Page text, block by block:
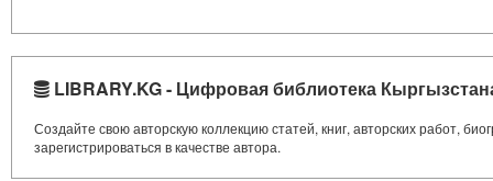
LIBRARY.KG - Цифровая библиотека
Создайте свою авторскую коллекцию статей, книг, авторских работ,
зарегистрироваться в качестве автора.